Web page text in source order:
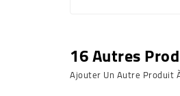
16 Autres
Ajouter Un Autre Produit